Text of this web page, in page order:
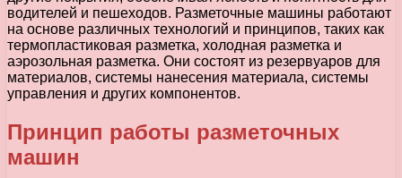
водителей и пешеходов. Разметочные машины работают
на основе различных технологий и принципов, таких как
термопластиковая разметка, холодная разметка и
аэрозольная разметка. Они состоят из резервуаров для
материалов, системы нанесения материала, системы
управления и других компонентов.
Принцип работы разметочных
машин